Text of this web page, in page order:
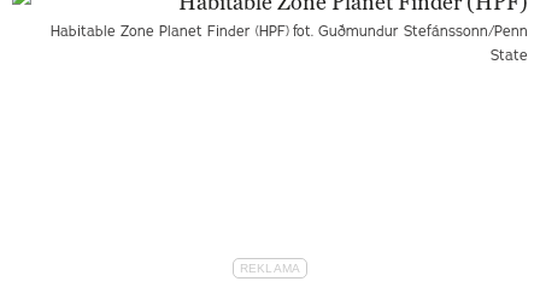
Habitable Zone Planet Finder (HPF) fot. Guðmundur Stefánssonn/Penn
State